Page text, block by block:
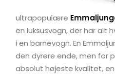
ultrapopulære
en luksusvogn, der har alt
i en barnevogn. En
den dyrere ende, men for
absolut højeste kvalitet,